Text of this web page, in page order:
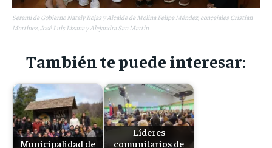
Seremi de Gobierno Nataly Rojas y Alcalde de Molina Felipe Méndez, concejales Cristian
Martínez, José Luis Lizana y Alejandra San Martín
También te puede interesar:
Municipalidad de
Líderes
comunitarios de